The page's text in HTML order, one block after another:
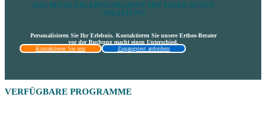
DAS BESTE ERLEBNIS BEGINNT MIT EINER GUTEN
ANLEITUNG
Personalisieren Sie Ihr Erlebnis. Kontaktieren Sie unsere Ertheo-Berater
vor der Buchung macht einen Unterschied.
Kontaktieren Sie uns
Zugangstest anfordern
VERFÜGBARE PROGRAMME